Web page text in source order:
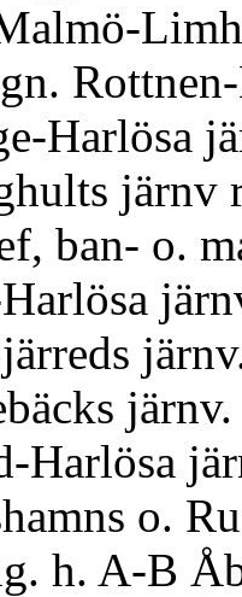
Harlösa
järnv
ban- o.
Harlösa
o.
h. A-B